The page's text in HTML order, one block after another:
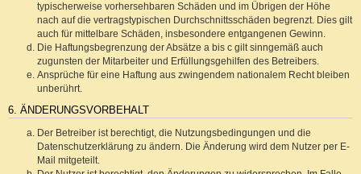
typischerweise vorhersehbaren Schäden und im Übrigen der Höhe
nach auf die vertragstypischen Durchschnittsschäden begrenzt. Dies gilt
auch für mittelbare Schäden, insbesondere entgangenen Gewinn.
Die Haftungsbegrenzung der Absätze a bis c gilt sinngemäß auch
zugunsten der Mitarbeiter und Erfüllungsgehilfen des Betreibers.
Ansprüche für eine Haftung aus zwingendem nationalem Recht bleiben
unberührt.
6. ÄNDERUNGSVORBEHALT
Der Betreiber ist berechtigt, die Nutzungsbedingungen und die
Datenschutzerklärung zu ändern. Die Änderung wird dem Nutzer per E-
Mail mitgeteilt.